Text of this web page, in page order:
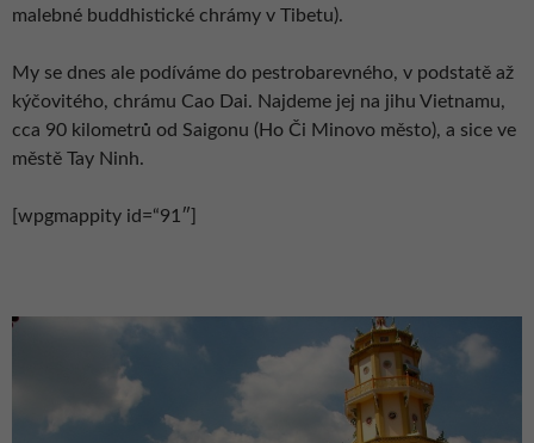
malebné buddhistické chrámy v Tibetu).
My se dnes ale podíváme do pestrobarevného, v podstatě až
kýčovitého, chrámu Cao Dai. Najdeme jej na jihu Vietnamu,
cca 90 kilometrů od Saigonu (Ho Či Minovo město), a sice ve
městě Tay Ninh.
[wpgmappity id=“91″]